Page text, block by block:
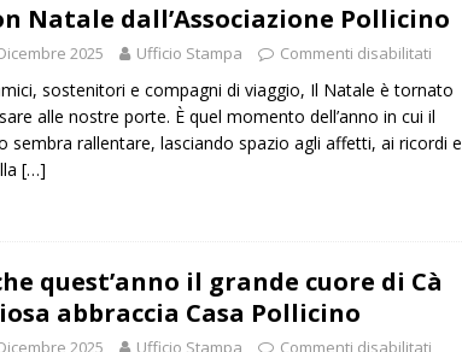
l’Assemblea 2026 dell’Associazione Pollicino
EVENTI
Pollicino
NEWS
Pollicino
NEWS
il grande cuore di Cà Gioiosa abbraccia Casa Pollicino
tre giorni di festa, musica e divertimento a Belluno EVENTI
Natale dall’Associazione Pollicino
2025 Ufficio Stampa Commenti disabilitati
sostenitori e compagni di viaggio, Il Natale è tornato
alle nostre porte. È quel momento dell’anno in cui il
sembra rallentare, lasciando spazio agli affetti, ai ricordi e
[…]
quest’anno il grande cuore di Cà
abbraccia Casa Pollicino
2025 Ufficio Stampa Commenti disabilitati